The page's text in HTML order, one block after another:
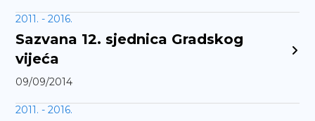
2011. - 2016.
Sazvana 12. sjednica Gradskog
vijeća
09/09/2014
2011. - 2016.